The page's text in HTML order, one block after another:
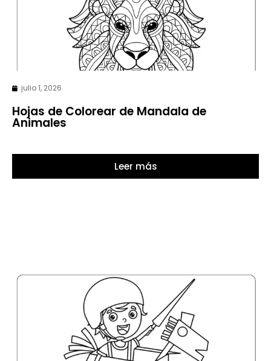
julio 1, 2026
Hojas de Colorear de Mandala de
Animales
Leer más